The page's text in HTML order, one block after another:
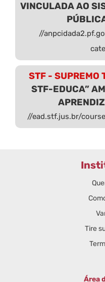
VINCULADA AO
//
STF - SUPREMO
STF-EDUCA”
//ead.stf.jus.br/
Tire
Área